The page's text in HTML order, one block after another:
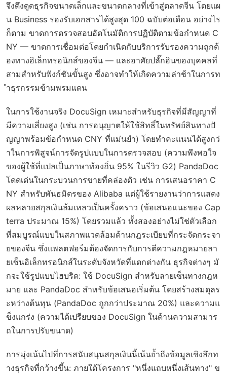
จึงดึงดูดธุรกิจขนาดเล็กและขนาดกลางที่เข้าสู่ตลาดจีน โดยแผ
น Business รองรับเอกสารได้สูงสุด 100 ฉบับต่อเดือน อย่างไร
ก็ตาม ขาดการตรวจสอบอัตโนมัติการปฏิบัติตามข้อกำหนด C
NY — ขาดการเชื่อมต่อโดยกำเนิดกับบริการรับรองความถูกต้
องทางอิเล็กทรอนิกส์ของจีน — และอาศัยปลั๊กอินของบุคคลที่
สามสำหรับฟังก์ชันขั้นสูง ซึ่งอาจทำให้เกิดความล่าช้าในการท
ำธุรกรรมข้ามพรมแดน
ในการใช้งานจริง DocuSign เหมาะสำหรับธุรกิจที่มีสัญญาที่
มีความเสี่ยงสูง (เช่น การอนุญาตให้ใช้สิทธิ์ในทรัพย์สินทางปั
ญญาพร้อมข้อกำหนด CNY ที่แม่นยำ) โดยทำคะแนนได้สูงกว่
าในการพิสูจน์การจัดรูปแบบในการตรวจสอบ (ความพึงพอใจ
ของผู้ใช้ที่แปลเป็นภาษาท้องถิ่น 95% ในรีวิว G2) PandaDoc
โดดเด่นในกระบวนการขายที่คล่องตัว เช่น การเสนอราคา C
NY สำหรับพันธมิตรของ Alibaba แต่ผู้ใช้รายงานว่าการแสดง
ผลหลายสกุลเงินล้มเหลวเป็นครั้งคราว (ข้อเสนอแนะของ Cap
terra ประมาณ 15%) โดยรวมแล้ว ทั้งสองอย่างไม่ใช่ตัวเลือก
ที่สมบูรณ์แบบในสภาพแวดล้อมด้านกฎระเบียบที่กระจัดกระจา
ยของจีน ซึ่งแพลตฟอร์มต้องจัดการกับการตีความกฎหมายลา
ยเซ็นอิเล็กทรอนิกส์ในระดับจังหวัดที่แตกต่างกัน ธุรกิจต่างๆ มั
กจะใช้รูปแบบไฮบริด: ใช้ DocuSign สำหรับลายเซ็นทางกฎห
มาย และ PandaDoc สำหรับข้อเสนอเริ่มต้น โดยสร้างสมดุลร
ะหว่างต้นทุน (PandaDoc ถูกกว่าประมาณ 20%) และความแ
ข็งแกร่ง (ความได้เปรียบของ DocuSign ในด้านความสามาร
ถในการปรับขนาด)
การมุ่งเน้นไปที่การสนับสนุนสกุลเงินนี้เน้นย้ำถึงข้อมูลเชิงลึกท
างธุรกิจที่กว้างขึ้น: ภายใต้โครงการ "หนึ่งแถบหนึ่งเส้นทาง" ข